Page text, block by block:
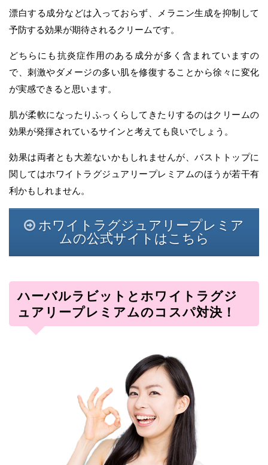
漂白する成分などは入っておらず、メラニン生成を抑制して
予防する効果が期待されるクリームです。
どちらにも抗炎症作用のある成分が多く含まれていますの
で、刺激やダメージの多い肌を修復することから徐々に変化
が実感できると思います。
肌が柔軟になったりふっくらしてきたりするのはクリームの
効果が発揮されているサインと考えても良いでしょう。
効果は両者とも大差ないかもしれませんが、バストトップに
関してはホワイトラグジュアリープレミアムのほうが若干有
利かもしれません。
ホワイトラグジュアリープレミア
ムの公式サイトはこちら
ハーバルラビットとホワイトラグジ
ュアリープレミアムのコスパ対決！